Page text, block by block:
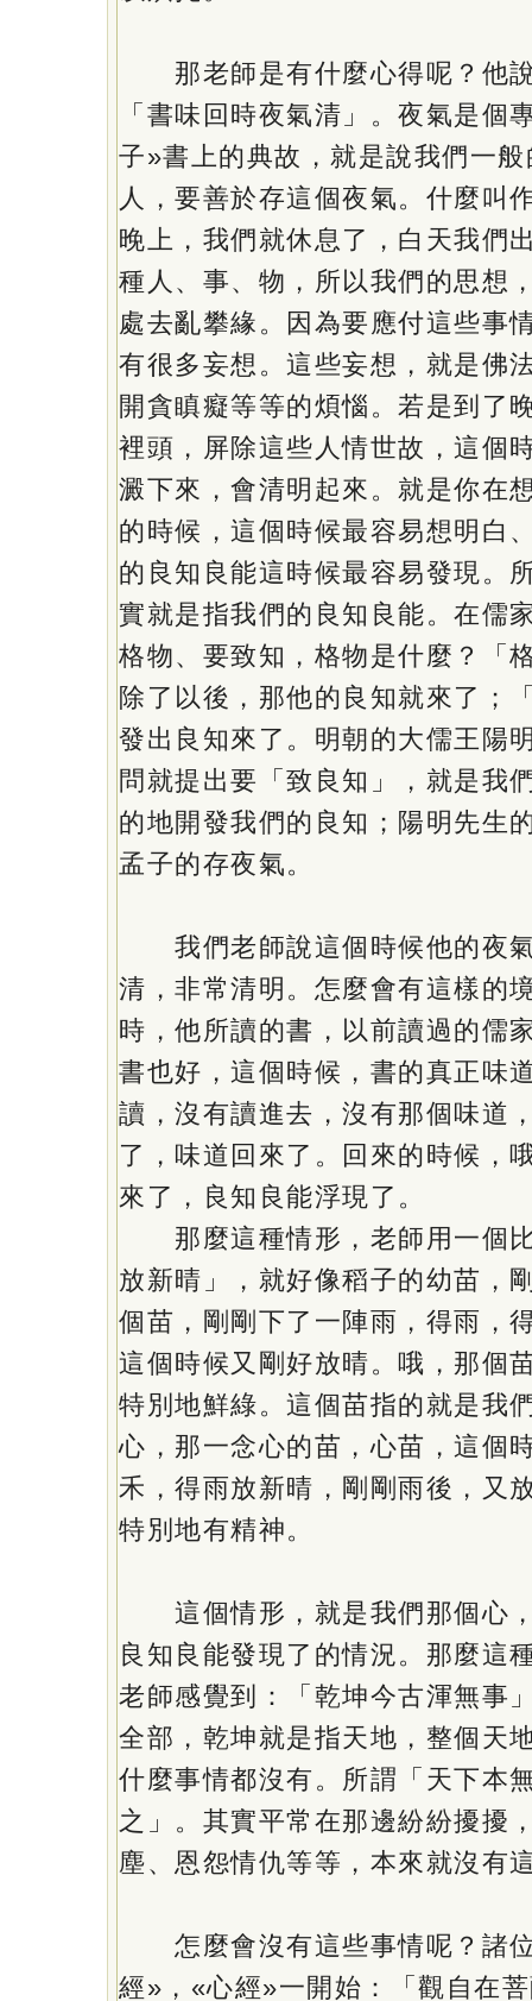
那老師是有什麼心得呢？他
「書味回時夜氣清」。夜氣是個
子»書上的典故，就是說我們一
人，要善於存這個夜氣。什麼叫
晚上，我們就休息了，白天我們
種人、事、物，所以我們的思想
處去亂攀緣。因為要應付這些事
有很多妄想。這些妄想，就是佛
開貪瞋癡等等的煩惱。若是到了
裡頭，屏除這些人情世故，這個
澱下來，會清明起來。就是你在
的時候，這個時候最容易想明白
的良知良能這時候最容易發現。
實就是指我們的良知良能。在儒
格物、要致知，格物是什麼？「
除了以後，那他的良知就來了；
發出良知來了。明朝的大儒王陽
問就提出要「致良知」，就是我
的地開發我們的良知；陽明先生
孟子的存夜氣。
我們老師說這個時候他的夜
清，非常清明。怎麼會有這樣的
時，他所讀的書，以前讀過的儒
書也好，這個時候，書的真正味
讀，沒有讀進去，沒有那個味道
了，味道回來了。回來的時候，
來了，良知良能浮現了。
那麼這種情形，老師用一個
放新晴」，就好像稻子的幼苗，
個苗，剛剛下了一陣雨，得雨，
這個時候又剛好放晴。哦，那個
特別地鮮綠。這個苗指的就是我
心，那一念心的苗，心苗，這個
禾，得雨放新晴，剛剛雨後，又
特別地有精神。
這個情形，就是我們那個心
良知良能發現了的情況。那麼這
老師感覺到：「乾坤今古渾無事
全部，乾坤就是指天地，整個天
什麼事情都沒有。所謂「天下本
之」。其實平常在那邊紛紛擾擾
塵、恩怨情仇等等，本來就沒有
怎麼會沒有這些事情呢？諸
經»，«心經»一開始：「觀自在